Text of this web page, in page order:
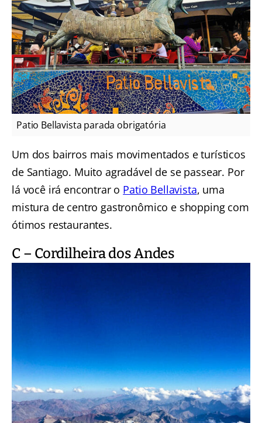
Patio Bellavista parada obrigatória
Um dos bairros mais movimentados e turísticos
de Santiago. Muito agradável de se passear. Por
lá você irá encontrar o Patio Bellavista, uma
mistura de centro gastronômico e shopping com
ótimos restaurantes.
C – Cordilheira dos Andes